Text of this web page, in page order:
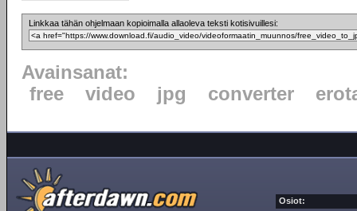
Linkkaa tähän ohjelmaan kopioimalla allaoleva teksti kotisivuillesi:
Avainsanat:
free
video jpg converter
Osiot: